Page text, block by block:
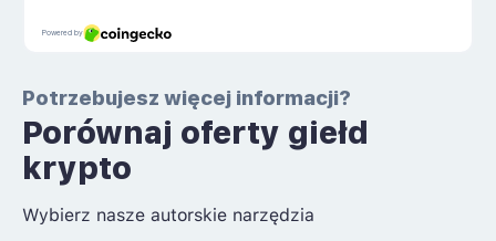
Potrzebujesz więcej informacji?
Porównaj oferty giełd
krypto
Wybierz nasze autorskie narzędzia